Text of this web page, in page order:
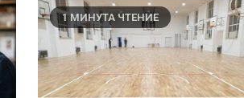
1 МИНУТА ЧТЕНИЕ